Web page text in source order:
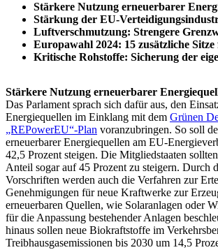
Stärkere Nutzung erneuerbarer
Stärkung der EU-
Luftverschmutzung: Strengere
Europawahl 2024: 15 zusätzliche
Kritische Rohstoffe: Sicherung der
Stärkere Nutzung erneuerbarer
Das Parlament sprach sich dafür aus, den
Energiequellen im Einklang mit dem Grünen
„REPowerEU“-Plan voranzubringen. So soll
erneuerbarer Energiequellen am EU-
42,5 Prozent steigen. Die Mitgliedstaaten
Anteil sogar auf 45 Prozent zu steigern. Durch
Vorschriften werden auch die Verfahren zur
Genehmigungen für neue Kraftwerke zur
erneuerbaren Quellen, wie Solaranlagen oder
für die Anpassung bestehender Anlagen
hinaus sollen neue Biokraftstoffe im
Treibhausgasemissionen bis 2030 um 14,5